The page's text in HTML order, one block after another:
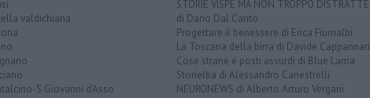
valdichiana
S.Giovanni d'Asso
STORIE VISPE MA NON TROPPO DISTRATTE
di Dario Dal Canto
Progettare il benessere di Erica Fiumalbi
La Toscana della birra di Davide Cappannari
Cose strane e posti assurdi di Blue Lama
Storielba di Alessandro Canestrelli
NEURONEWS di Alberto Arturo Vergani